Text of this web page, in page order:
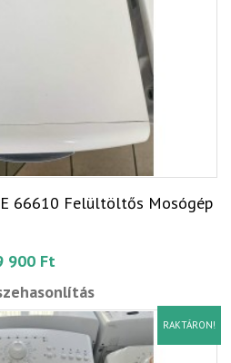
66610 Felültöltős Mosógép
900 Ft
RAKTÁRON!